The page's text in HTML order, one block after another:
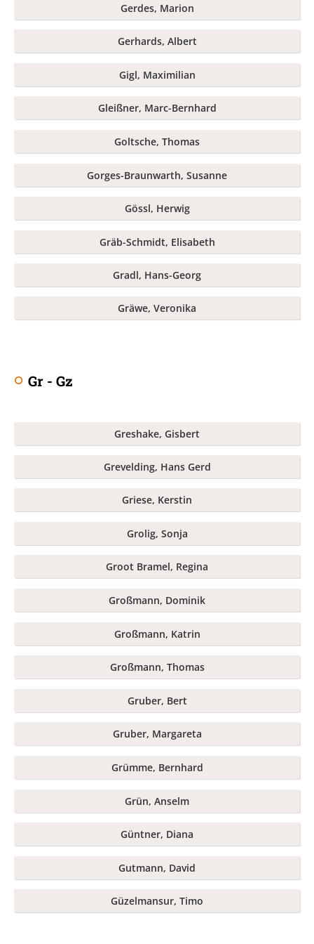
Gerdes, Marion
Gerhards, Albert
Gigl, Maximilian
Gleißner, Marc-Bernhard
Goltsche, Thomas
Gorges-Braunwarth, Susanne
Gössl, Herwig
Gräb-Schmidt, Elisabeth
Gradl, Hans-Georg
Gräwe, Veronika
Gr - Gz
Greshake, Gisbert
Grevelding, Hans Gerd
Griese, Kerstin
Grolig, Sonja
Groot Bramel, Regina
Großmann, Dominik
Großmann, Katrin
Großmann, Thomas
Gruber, Bert
Gruber, Margareta
Grümme, Bernhard
Grün, Anselm
Güntner, Diana
Gutmann, David
Güzelmansur, Timo